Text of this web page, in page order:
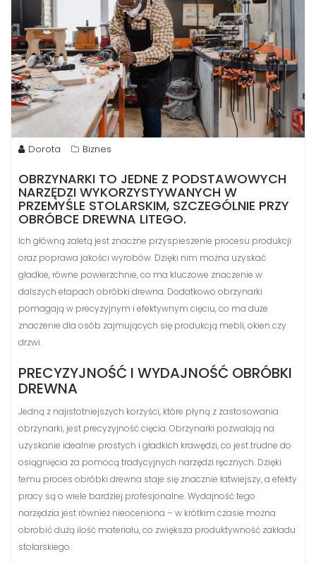
Dorota Biznes
OBRZYNARKI TO JEDNE Z PODSTAWOWYCH
NARZĘDZI WYKORZYSTYWANYCH W
PRZEMYŚLE STOLARSKIM, SZCZEGÓLNIE PRZY
OBRÓBCE DREWNA LITEGO.
Ich główną zaletą jest znaczne przyspieszenie procesu produkcji
oraz poprawa jakości wyrobów. Dzięki nim można uzyskać
gładkie, równe powierzchnie, co ma kluczowe znaczenie w
dalszych etapach obróbki drewna. Dodatkowo obrzynarki
pomagają w precyzyjnym i efektywnym cięciu, co ma duże
znaczenie dla osób zajmujących się produkcją mebli, okien czy
drzwi.
PRECYZYJNOŚĆ I WYDAJNOŚĆ OBRÓBKI
DREWNA
Jedną z najistotniejszych korzyści, które płyną z zastosowania
obrzynarki, jest precyzyjność cięcia. Obrzynarki pozwalają na
uzyskanie idealnie prostych i gładkich krawędzi, co jest trudne do
osiągnięcia za pomocą tradycyjnych narzędzi ręcznych. Dzięki
temu proces obróbki drewna staje się znacznie łatwiejszy, a efekty
pracy są o wiele bardziej profesjonalne. Wydajność tego
narzędzia jest również nieoceniona – w krótkim czasie można
obrobić dużą ilość materiału, co zwiększa produktywność zakładu
stolarskiego.